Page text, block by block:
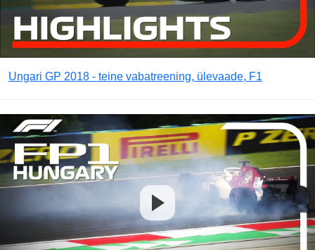
Ungari GP 2018 - teine vabatreening, ülevaade, F1